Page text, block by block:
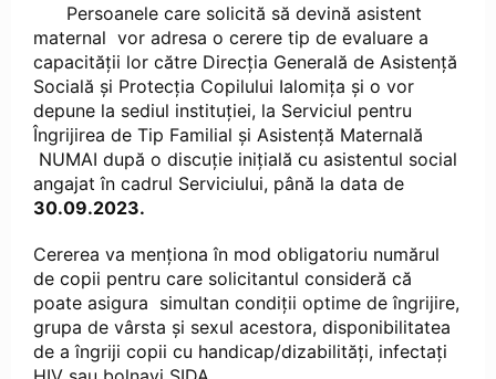
Persoanele care solicită să devină asistent
maternal vor adresa o cerere tip de evaluare a
capacităţii lor către Direcţia Generală de Asistenţă
Socială şi Protecţia Copilului Ialomița şi o vor
depune la sediul instituţiei, la Serviciul pentru
Îngrijirea de Tip Familial și Asistență Maternală
NUMAI după o discuţie iniţială cu asistentul social
angajat în cadrul Serviciului, până la data de
30.09.2023.
Cererea va menţiona în mod obligatoriu numărul
de copii pentru care solicitantul consideră că
poate asigura simultan condiţii optime de îngrijire,
grupa de vârsta şi sexul acestora, disponibilitatea
de a îngriji copii cu handicap/dizabilităţi, infectaţi